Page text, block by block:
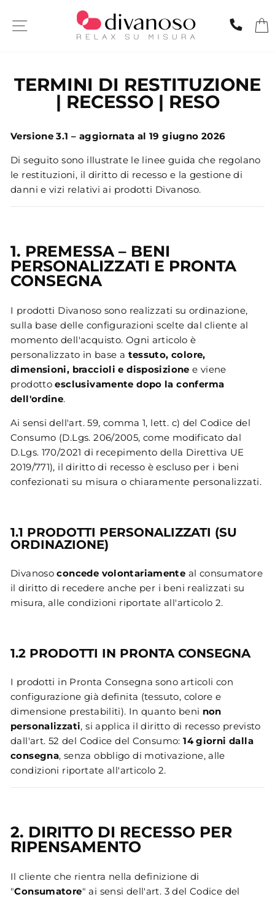
SITE NAVIGATION
TERMINI DI RESTITUZIONE
| RECESSO | RESO
Versione 3.1 – aggiornata al 19 giugno 2026
Di seguito sono illustrate le linee guida che regolano
le restituzioni, il diritto di recesso e la gestione di
danni e vizi relativi ai prodotti Divanoso.
1. PREMESSA – BENI
PERSONALIZZATI E PRONTA
CONSEGNA
I prodotti Divanoso sono realizzati su ordinazione,
sulla base delle configurazioni scelte dal cliente al
momento dell'acquisto. Ogni articolo è
personalizzato in base a tessuto, colore,
dimensioni, braccioli e disposizione e viene
prodottoesclusivamente dopo la conferma
dell'ordine.
Ai sensi dell'art. 59, comma 1, lett. c) del Codice del
Consumo (D.Lgs. 206/2005, come modificato dal
D.Lgs. 170/2021 di recepimento della Direttiva UE
2019/771), il diritto di recesso è escluso per i beni
confezionati su misura o chiaramente personalizzati.
1.1 PRODOTTI PERSONALIZZATI (SU
ORDINAZIONE)
Divanosoconcede volontariamente al consumatore
il diritto di recedere anche per i beni realizzati su
misura, alle condizioni riportate all'articolo 2.
1.2 PRODOTTI IN PRONTA CONSEGNA
I prodotti in Pronta Consegna sono articoli con
configurazione già definita (tessuto, colore e
dimensione prestabiliti). In quanto beni non
personalizzati, si applica il diritto di recesso previsto
dall'art. 52 del Codice del Consumo:14 giorni dalla
consegna, senza obbligo di motivazione, alle
condizioni riportate all'articolo 2.
2. DIRITTO DI RECESSO PER
RIPENSAMENTO
Il cliente che rientra nella definizione di
"Consumatore" ai sensi dell'art. 3 del Codice del